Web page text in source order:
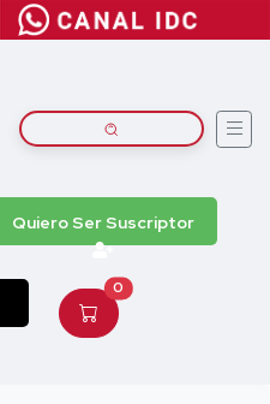
Quiero Ser Suscriptor
0